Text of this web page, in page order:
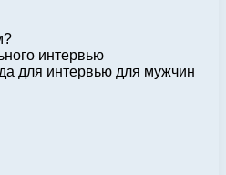
интервью
для интервью для мужчин